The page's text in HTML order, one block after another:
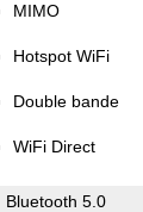
MIMO
Hotspot WiFi
Double bande
WiFi Direct
Bluetooth 5.0